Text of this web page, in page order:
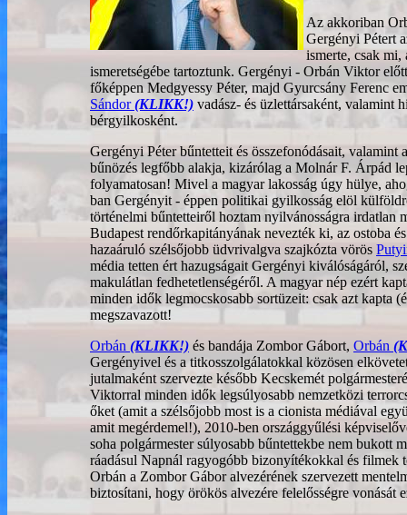
Az akkoriban
Gergényi Pétert
ismerte, csak
ismeretségébe tartoztunk. Gergényi - Orbán Viktor
főképpen Medgyessy Péter, majd Gyurcsány Ferenc
Sándor(KLIKK!) vadász- és üzlettársaként, valamint
bérgyilkosként.
Gergényi Péter bűntetteit és összefonódásait, valamint
bűnözés legfőbb alakja, kizárólag a Molnár F. Árpád
folyamatosan! Mivel a magyar lakosság úgy hülye,
ban Gergényit - éppen politikai gyilkosság elöl
történelmi bűntetteiről hoztam nyilvánosságra irdatlan
Budapest rendőrkapitányának nevezték ki, az ostoba
hazaáruló szélsőjobb üdvrivalgva szajkózta vörös
média tetten ért hazugságait Gergényi kiválóságáról,
makulátlan fedhetetlenségéről. A magyar nép ezért
minden idők legmocskosabb sortüzeit: csak azt kapta
megszavazott!
Orbán (KLIKK!) és bandája Zombor Gábort, Orbán
Gergényivel és a titkosszolgálatokkal közösen
jutalmaként szervezte később Kecskemét
Viktorral minden idők legsúlyosabb nemzetközi
őket (amit a szélsőjobb most is a cionista médiával
amit megérdemel!), 2010-ben országgyűlési
soha polgármester súlyosabb bűntettekbe nem bukott
ráadásul Napnál ragyogóbb bizonyítékokkal és filmek
Orbán a Zombor Gábor alvezérének szervezett
biztosítani, hogy örökös alvezére felelősségre vonását